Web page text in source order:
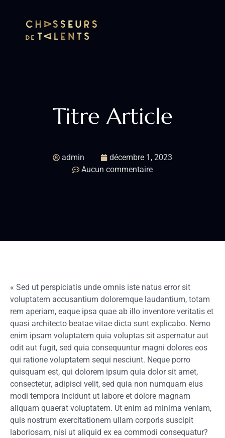
Titre Article
admin
décembre 1, 2023
Aucun commentaire
« Sed ut perspiciatis unde omnis iste natus error sit
voluptatem accusantium doloremque laudantium, totam
rem aperiam, eaque ipsa quae ab illo inventore veritatis et
quasi architecto beatae vitae dicta sunt explicabo. Nemo
enim ipsam voluptatem quia voluptas sit aspernatur aut
odit aut fugit, sed quia consequuntur magni dolores eos
qui ratione voluptatem sequi nesciunt. Neque porro
quisquam est, qui dolorem ipsum quia dolor sit amet,
consectetur, adipisci velit, sed quia non numquam eius
modi tempora incidunt ut labore et dolore magnam
aliquam quaerat voluptatem. Ut enim ad minima veniam,
quis nostrum exercitationem ullam corporis suscipit
laboriosam, nisi ut aliquid ex ea commodi consequatur?